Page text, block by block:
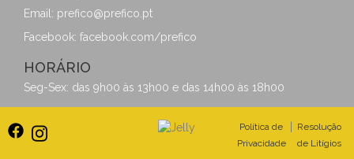
Email: prefico@prefico.pt
Facebook: facebook.com/prefico
HORÁRIO
Seg-Sex: das 9h00 às 13h00 e das 14h00 às 18h00
Resolução
de Litígios
Política de
Privacidade